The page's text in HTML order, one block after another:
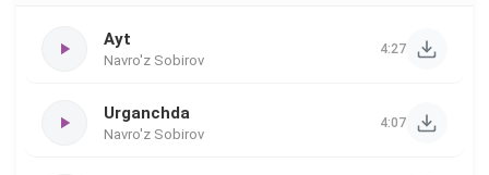
Ayt
Navro'z Sobirov
4:27
Urganchda
Navro'z Sobirov
4:07